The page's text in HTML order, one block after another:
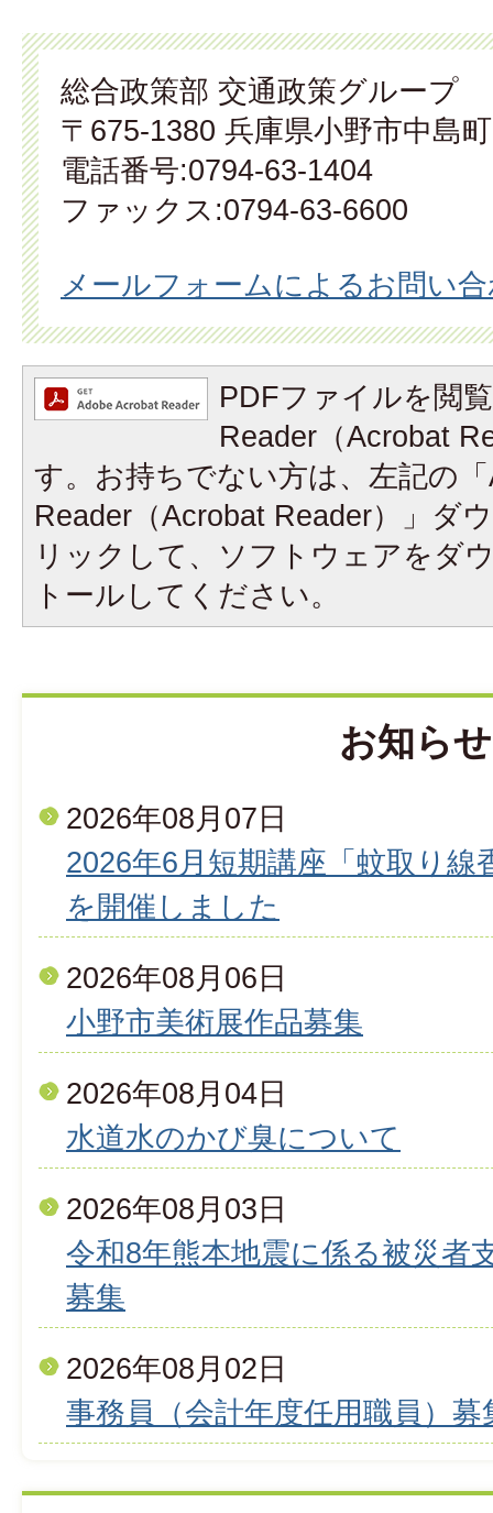
総合政策部 交通政策グループ
〒675-1380 兵庫県小野市中島
電話番号:0794-63-1404
ファックス:0794-63-6600
メールフォームによるお問い
PDFファイルを閲
Reader（Acrobat
す。お持ちでない方は、左記の
Reader（Acrobat Reader）」ダ
リックして、ソフトウェアをダ
トールしてください。
お知らせ
2026年08月07日
2026年6月短期講座「蚊取り
を開催しました
2026年08月06日
小野市美術展作品募集
2026年08月04日
水道水のかび臭について
2026年08月03日
令和8年熊本地震に係る被災者
募集
2026年08月02日
事務員（会計年度任用職員）募